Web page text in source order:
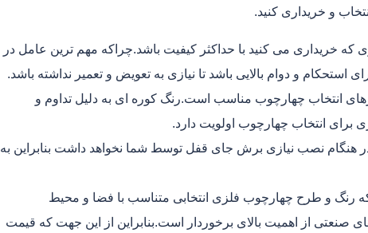
و خریداری کنید.
خریداری می کنید با حداکثر کیفیت باشد.چراکه مهم ترین عامل در
و دوام بالایی باشد تا نیازی به تعویض و تعمیر نداشته باشد.
انتخاب چهارچوب مناسب است.رنگ کوره ای به دلیل تداوم و
برای انتخاب چهارچوب اولویت دارد.
هنگام نصب نیازی برش جای قفل توسط شما نخواهد داشت بنابراین به
رنگ و طرح چهارچوب فلزی انتخابی متناسب با فضا و محیط
صنعتی از اهمیت بالای برخوردار است.بنابراین از این جهت که قیمت